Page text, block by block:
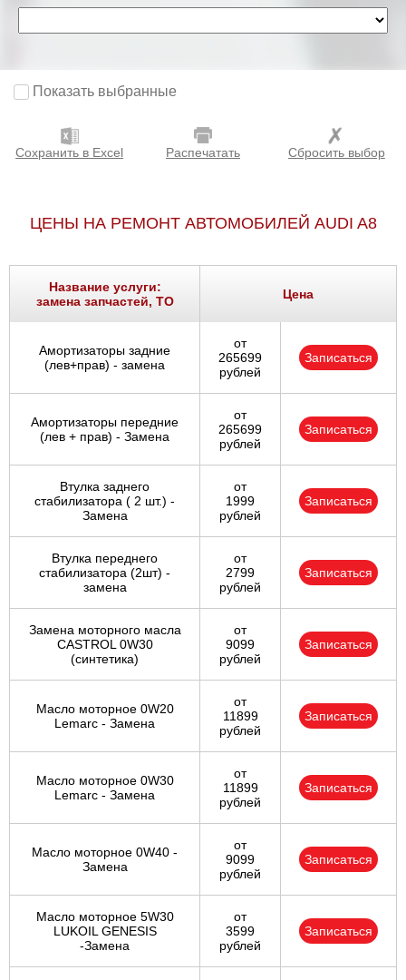
Новосибирск
Оренбург
Ростов-на-Дону
Санкт-Петербург
Сочи
Сургут
Тольятти
Тула
Тюмень
Ульяновск
Чебоксары
Челябинск
Показать выбранные
Сохранить в Excel Распечатать Сбросить выбор
ЦЕНЫ НА РЕМОНТ АВТОМОБИЛЕЙ AUDI A8
Название услуги:
замена запчастей, ТО
Цена
Амортизаторы задние
(лев+прав) - замена
от
265699
рублей
Записаться
Амортизаторы передние
(лев + прав) - Замена
от
265699
рублей
Записаться
Втулка заднего
стабилизатора ( 2 шт.) -
Замена
от
1999
рублей
Записаться
Втулка переднего
стабилизатора (2шт) -
замена
от
2799
рублей
Записаться
Замена моторного масла
CASTROL 0W30
(синтетика)
от
9099
рублей
Записаться
Масло моторное 0W20
Lemarc - Замена
от
11899
рублей
Записаться
Масло моторное 0W30
Lemarc - Замена
от
11899
рублей
Записаться
Масло моторное 0W40 -
Замена
от
9099
рублей
Записаться
Масло моторное 5W30
LUKOIL GENESIS
-Замена
от
3599
рублей
Записаться